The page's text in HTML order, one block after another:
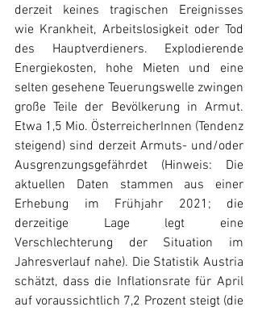
derzeit keines tragischen Ereignisses
wie Krankheit, Arbeitslosigkeit oder Tod
des Hauptverdieners. Explodierende
Energiekosten, hohe Mieten und eine
selten gesehene Teuerungswelle zwingen
große Teile der Bevölkerung in Armut.
Etwa 1,5 Mio. ÖsterreicherInnen (Tendenz
steigend) sind derzeit Armuts- und/oder
Ausgrenzungsgefährdet (Hinweis: Die
aktuellen Daten stammen aus einer
Erhebung im Frühjahr 2021; die
derzeitige Lage legt eine
Verschlechterung der Situation im
Jahresverlauf nahe). Die Statistik Austria
schätzt, dass die Inflationsrate für April
auf voraussichtlich 7,2 Prozent steigt (die